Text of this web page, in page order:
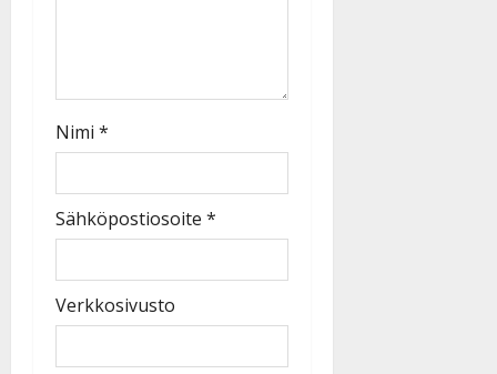
Nimi *
Sähköpostiosoite *
Verkkosivusto